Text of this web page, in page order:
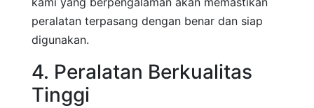
peralatan terpasang dengan benar dan siap
digunakan.
4. Peralatan Berkualitas
Tinggi